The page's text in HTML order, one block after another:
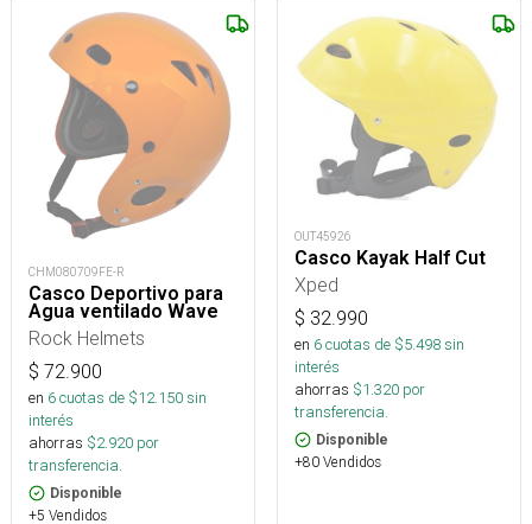
CHM080709FE-R
Casco Deportivo para
Agua ventilado Wave
Rock Helmets
$ 72.900
en 6cuotas de $12.150sin
interés
ahorras $2.920 por
transferencia.
Disponible
+5 Vendidos
OUT45926
Casco Kayak Half Cut
Xped
$ 32.990
en 6cuotas de $5.498sin
interés
ahorras $1.320 por
transferencia.
Disponible
+80 Vendidos